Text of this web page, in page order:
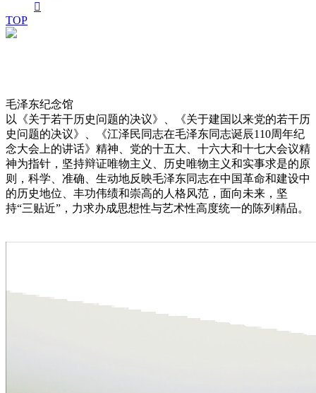

TOP
毛泽东纪念馆
以《关于若干历史问题的决议》、《关于建国以来党的若干历
史问题的决议》、《江泽民同志在毛泽东同志诞辰110周年纪
念大会上的讲话》精神、党的十五大、十六大和十七大会议精
神为指针，坚持辩证唯物主义、历史唯物主义和实事求是的原
则，科学、准确、生动地反映毛泽东同志在中国革命和建设中
的历史地位、丰功伟绩和崇高的人格风范，面向未来，坚
持“三贴近”，力求办成思想性与艺术性高度统一的陈列精品。